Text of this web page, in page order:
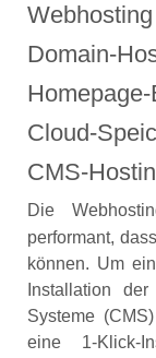
Webhosting
Domain-
Cloud-
CMS-
Die
performant,
können. Um
Installation
Systeme
eine 1-Klick-